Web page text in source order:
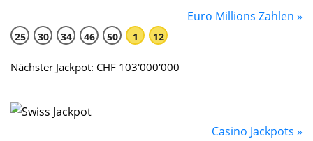
Euro Millions Zahlen »
25 30 34 46 50 1 12
Nächster Jackpot: CHF 103'000'000
Casino Jackpots »